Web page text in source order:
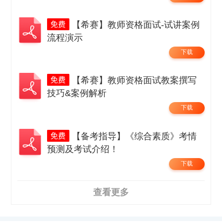
【希赛】教师资格面试-试讲案例
流程演示
下载
【希赛】教师资格面试教案撰写
技巧&案例解析
下载
【备考指导】《综合素质》考情
预测及考试介绍！
下载
查看更多